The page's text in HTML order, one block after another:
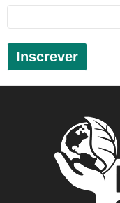
Inscrever